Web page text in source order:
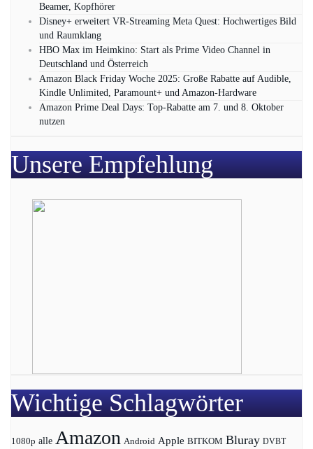
Beamer, Kopfhörer
Disney+ erweitert VR‑Streaming Meta Quest: Hochwertiges Bild
und Raumklang
HBO Max im Heimkino: Start als Prime Video Channel in
Deutschland und Österreich
Amazon Black Friday Woche 2025: Große Rabatte auf Audible,
Kindle Unlimited, Paramount+ und Amazon‑Hardware
Amazon Prime Deal Days: Top-Rabatte am 7. und 8. Oktober
nutzen
Unsere Empfehlung
Wichtige Schlagwörter
1080p alle Amazon Android Apple BITKOM Bluray DVBT